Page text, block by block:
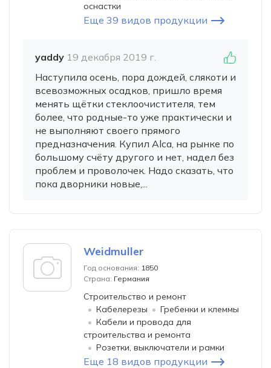
оснастки
Еще 39 видов продукции
yaddy 19 декабря 2019 г.
Наступила осень, пора дождей, слякоти и
всевозможных осадков, пришло время
менять щётки стеклоочистителя, тем
более, что родные-то уже практически и
не выполняют своего прямого
предназначения. Купил Alca, на рынке по
большому счёту другого и нет, надел без
проблем и проволочек. Надо сказать, что
пока дворники новые,...
Weidmuller
Год основания: 1850
Страна: Германия
Строительство и ремонт
Кабелерезы
Гребенки и клеммы
Кабели и провода для
строительства и ремонта
Розетки, выключатели и рамки
Еще 18 видов продукции